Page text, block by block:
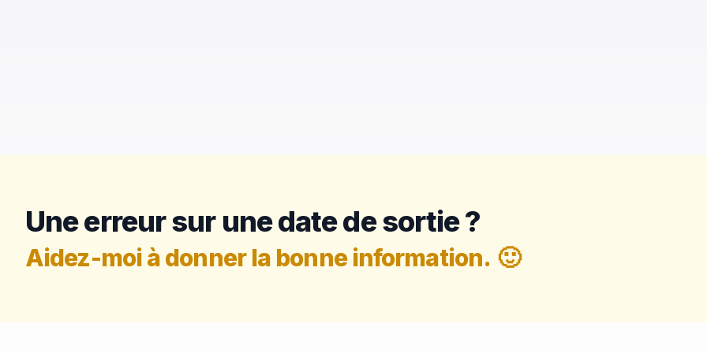
Une erreur sur une date de sortie ?
Aidez-moi à donner la bonne information. 🙂